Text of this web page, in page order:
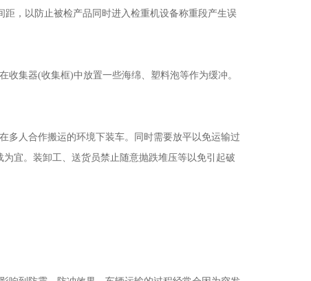
，以防止被检产品同时进入检重机设备称重段产生误
集器(收集框)中放置一些海绵、塑料泡等作为缓冲。
人合作搬运的环境下装车。同时需要放平以免运输过
宜。装卸工、送货员禁止随意抛跌堆压等以免引起破